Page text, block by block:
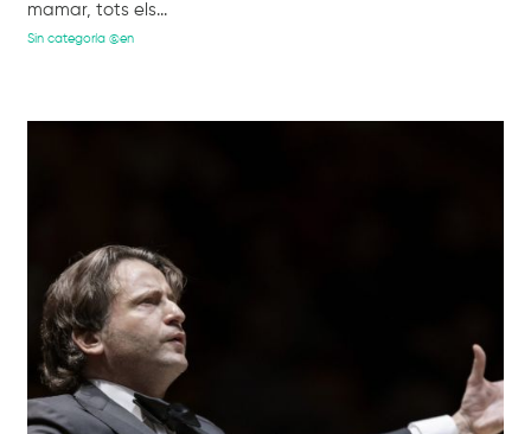
mamar, tots els...
Sin categoría @en